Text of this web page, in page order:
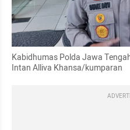
Kabidhumas Polda Jawa
Intan Alliva Khansa/kumparan